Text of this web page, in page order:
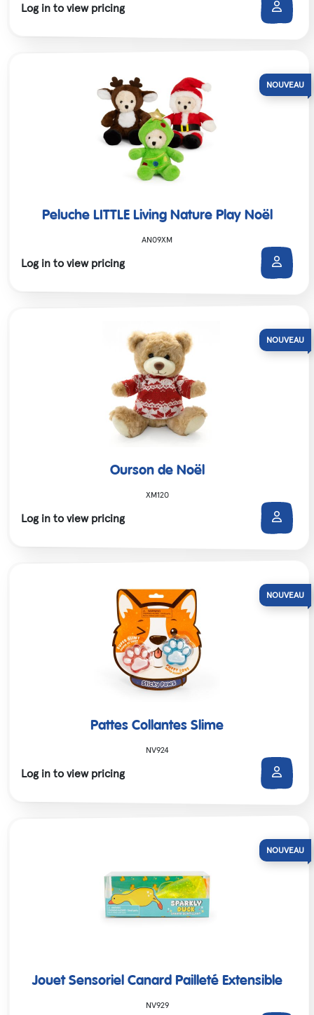
Log in to view pricing
Peluche LITTLE Living Nature Play Noël
AN09XM
Log in to view pricing
Ourson de Noël
XM120
Log in to view pricing
Pattes Collantes Slime
NV924
Log in to view pricing
Jouet Sensoriel Canard Pailleté Extensible
NV929